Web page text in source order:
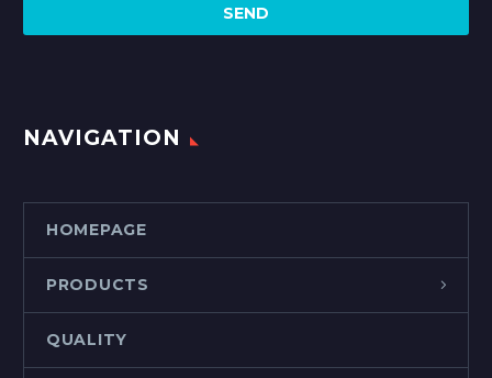
NAVIGATION
HOMEPAGE
PRODUCTS
QUALITY